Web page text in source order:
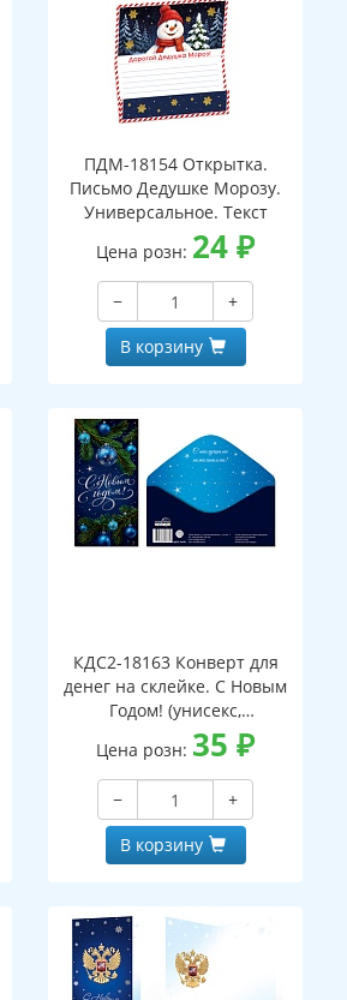
ПДМ-18154 Открытка.
Письмо Дедушке Морозу.
Универсальное. Текст
Цена розн: 24₽
−
+
В корзину
КДС2-18163 Конверт для
денег на склейке. С Новым
Годом! (унисекс,
серебряная фольга)
Цена розн: 35₽
−
+
В корзину